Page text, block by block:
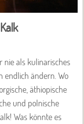
nie als kulinarisches
endlich ändern. Wo
äthiopische
und polnische
Was könnte es